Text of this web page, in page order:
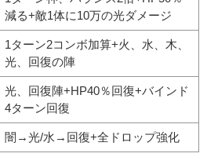
減る+敵1体に10万の光ダメージ
1ターン2コンボ加算+火、水、木、
光、回復の陣
光、回復陣+HP40％回復+バインド
4ターン回復
闇→光/水→回復+全ドロップ強化